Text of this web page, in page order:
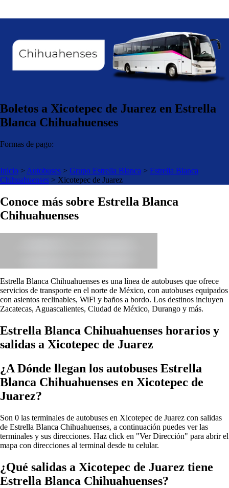
Boletos a Xicotepec de Juarez en Estrella
Blanca Chihuahuenses
Formas de pago:
Inicio > Autobuses > Grupo Estrella Blanca > Estrella Blanca
Chihuahuenses > Xicotepec de Juarez
Conoce más sobre Estrella Blanca
Chihuahuenses
Estrella Blanca Chihuahuenses es una línea de autobuses que ofrece
servicios de transporte en el norte de México, con autobuses equipados
con asientos reclinables, WiFi y baños a bordo. Los destinos incluyen
Zacatecas, Aguascalientes, Ciudad de México, Durango y más.
Estrella Blanca Chihuahuenses horarios y
salidas a Xicotepec de Juarez
¿A Dónde llegan los autobuses Estrella
Blanca Chihuahuenses en Xicotepec de
Juarez?
Son 0 las terminales de autobuses en Xicotepec de Juarez con salidas
de Estrella Blanca Chihuahuenses, a continuación puedes ver las
terminales y sus direcciones. Haz click en "Ver Dirección" para abrir el
mapa con direcciones al terminal desde tu celular.
¿Qué salidas a Xicotepec de Juarez tiene
Estrella Blanca Chihuahuenses?